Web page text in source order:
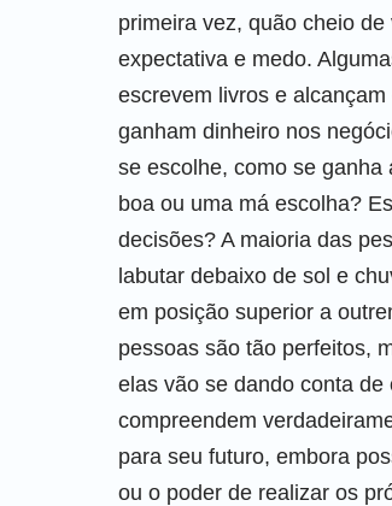
primeira vez, quão cheio
expectativa e medo.
escrevem livros e
ganham dinheiro nos
se escolhe, como se
boa ou uma má escolha?
decisões? A maioria das
labutar debaixo de sol e
em posição superior a
pessoas são tão perfeitos,
elas vão se dando conta
compreendem
para seu futuro, embora
ou o poder de realizar os